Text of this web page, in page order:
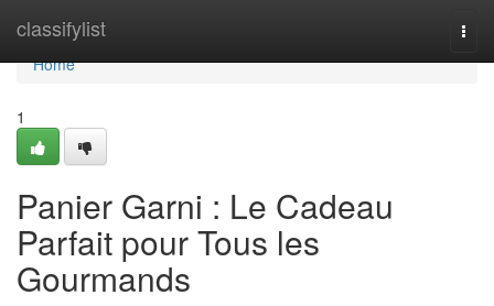
classifylist
Home
Home
1
Panier Garni : Le Cadeau
Parfait pour Tous les
Gourmands